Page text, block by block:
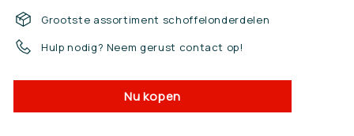
Grootste assortiment schoffelonderdelen
Hulp nodig? Neem gerust contact op!
Nu kopen